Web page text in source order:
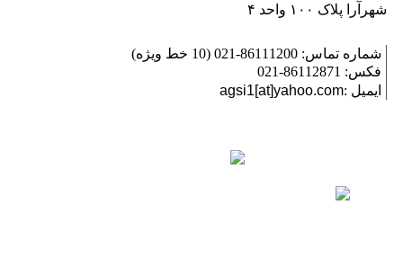
شهرآرا پلاک ۱۰۰ واحد ۴
شماره تماس: 86111200-021 (10 خط ویژه)
فکس: 86112871-021
ایمیل :agsi1[at]yahoo.com